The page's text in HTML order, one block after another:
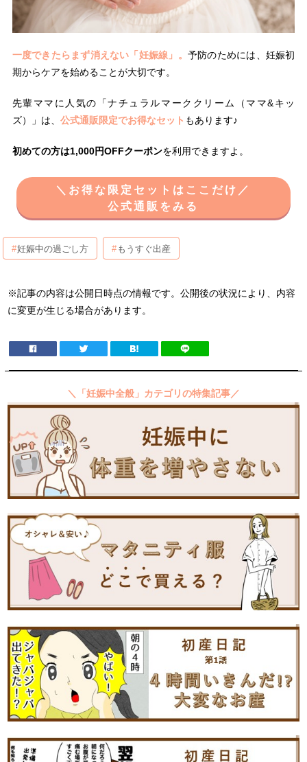
一度できたらまず消えない「妊娠線」。 予防のためには、妊娠初
期からケアを始めることが大切です。
先輩ママに人気の「ナチュラルマーククリーム（ママ&キッ
ズ）」は、 公式通販限定でお得なセット もあります♪
初めての方は1,000円OFFクーポンを利用できますよ。
＼お得な限定セットはここだけ／
公式通販をみる
妊娠中の過ごし方 もうすぐ出産
※記事の内容は公開日時点の情報です。公開後の状況により、内容
に変更が生じる場合があります。
＼「妊娠中全般」カテゴリの特集記事／